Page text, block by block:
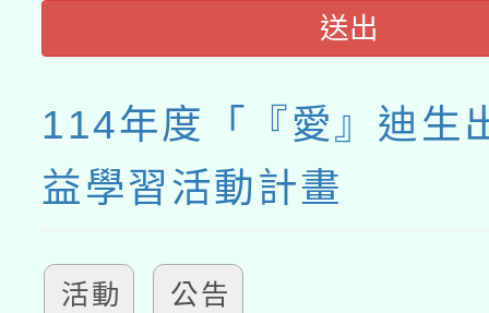
送出
114年度「『愛』迪生
益學習活動計畫
活動 公告